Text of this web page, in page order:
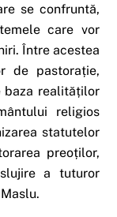
se confruntă,
care vor
Între acestea
de pastorație,
baza realităților
religios
statutelor
preoților,
a tuturor